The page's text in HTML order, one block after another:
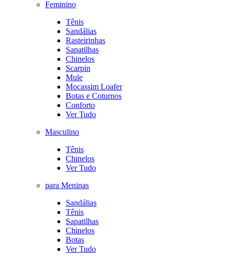
Feminino
Tênis
Sandálias
Rasteirinhas
Sapatilhas
Chinelos
Scarpin
Mule
Mocassim Loafer
Botas e Coturnos
Conforto
Ver Tudo
Masculino
Tênis
Chinelos
Ver Tudo
para Meninas
Sandálias
Tênis
Sapatilhas
Chinelos
Botas
Ver Tudo